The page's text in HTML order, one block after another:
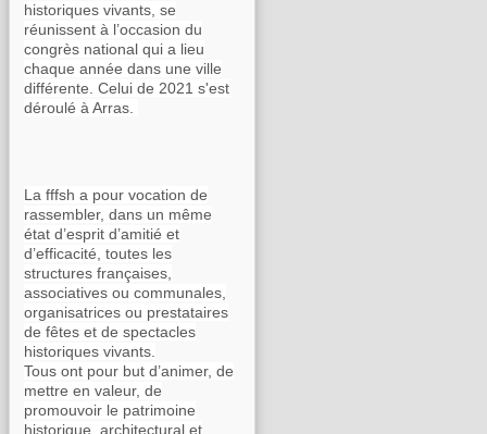
historiques vivants, se
réunissent à l’occasion du
congrès national qui a lieu
chaque année dans une ville
différente. Celui de 2021 s'est
déroulé à Arras.
La fffsh a pour vocation de
rassembler, dans un même
état d’esprit d’amitié et
d’efficacité, toutes les
structures françaises,
associatives ou communales,
organisatrices ou prestataires
de fêtes et de spectacles
historiques vivants.
Tous ont pour but d’animer, de
mettre en valeur, de
promouvoir le patrimoine
historique, architectural et